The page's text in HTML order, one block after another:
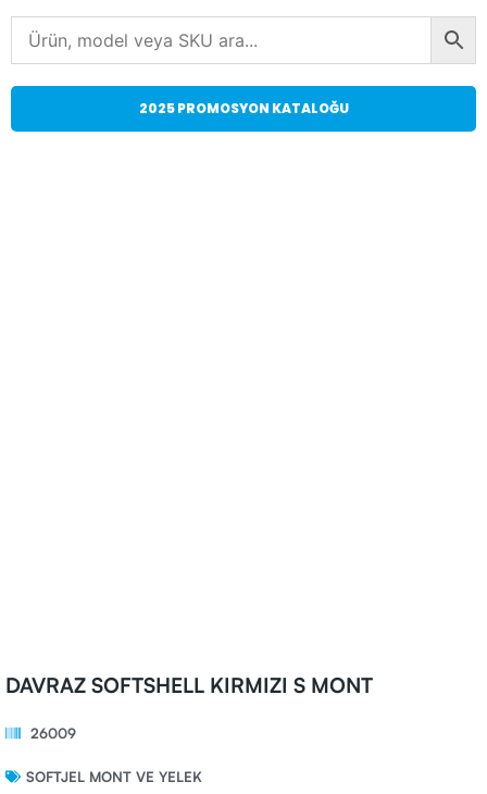
2025 PROMOSYON KATALOĞU
DAVRAZ SOFTSHELL KIRMIZI S MONT
26009
SOFTJEL MONT VE YELEK